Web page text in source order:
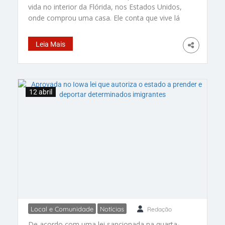
netos na Flórida, após obter
visto permanente nos EUA
vida no interior da Flórida, nos Estados Unidos,
onde comprou uma casa. Ele conta que vive lá
anos, o genro americano e os dois netos, de 13
e 7. O ator, de 62 anos, vem ao Brasil sempre
que
Leia Mais
Aprovada no Iowa lei que
12 abril
Local e Comunidade Notícias Redação